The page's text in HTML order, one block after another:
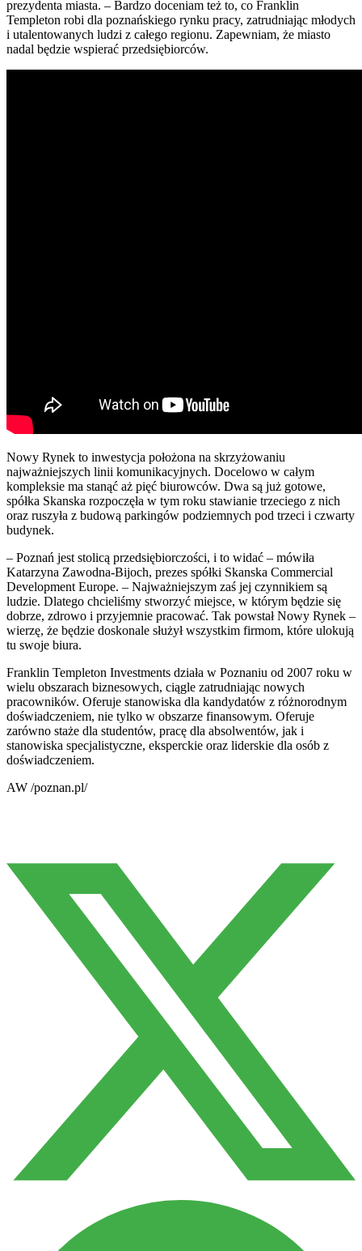
prezydenta miasta. – Bardzo doceniam też to, co Franklin
Templeton robi dla poznańskiego rynku pracy, zatrudniając młodych
i utalentowanych ludzi z całego regionu. Zapewniam, że miasto
nadal będzie wspierać przedsiębiorców.
Nowy Rynek to inwestycja położona na skrzyżowaniu
najważniejszych linii komunikacyjnych. Docelowo w całym
kompleksie ma stanąć aż pięć biurowców. Dwa są już gotowe,
spółka Skanska rozpoczęła w tym roku stawianie trzeciego z nich
oraz ruszyła z budową parkingów podziemnych pod trzeci i czwarty
budynek.
– Poznań jest stolicą przedsiębiorczości, i to widać – mówiła
Katarzyna Zawodna-Bijoch, prezes spółki Skanska Commercial
Development Europe. – Najważniejszym zaś jej czynnikiem są
ludzie. Dlatego chcieliśmy stworzyć miejsce, w którym będzie się
dobrze, zdrowo i przyjemnie pracować. Tak powstał Nowy Rynek –
wierzę, że będzie doskonale służył wszystkim firmom, które ulokują
tu swoje biura.
Franklin Templeton Investments działa w Poznaniu od 2007 roku w
wielu obszarach biznesowych, ciągle zatrudniając nowych
pracowników. Oferuje stanowiska dla kandydatów z różnorodnym
doświadczeniem, nie tylko w obszarze finansowym. Oferuje
zarówno staże dla studentów, pracę dla absolwentów, jak i
stanowiska specjalistyczne, eksperckie oraz liderskie dla osób z
doświadczeniem.
AW /poznan.pl/